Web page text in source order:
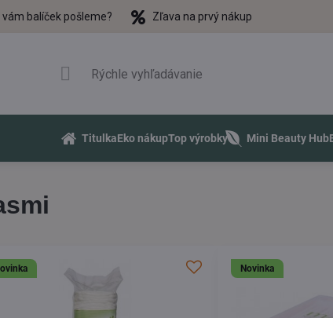
vám balíček pošleme? Zľava na prvý nákup
TitulkaEko nákupTop výrobky Mini Beauty Hub
Novinka